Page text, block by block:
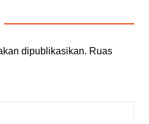
dipublikasikan. Ruas